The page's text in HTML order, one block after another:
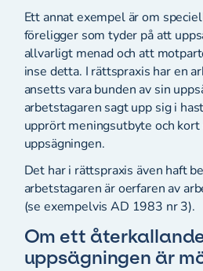
Ett annat exempel är om
föreligger som tyder på att
allvarligt menad och att
inse detta. I rättspraxis har en
ansetts vara bunden av sin
arbetstagaren sagt upp sig i
upprört meningsutbyte och
uppsägningen.
Det har i rättspraxis även haft
arbetstagaren är oerfaren av
(se exempelvis AD 1983 nr 3).
Om ett
uppsägningen är